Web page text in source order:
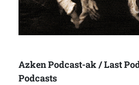
Azken Podcast-ak / Last
Podcasts